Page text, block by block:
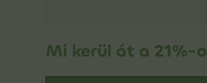
Mi kerül át a 21%-